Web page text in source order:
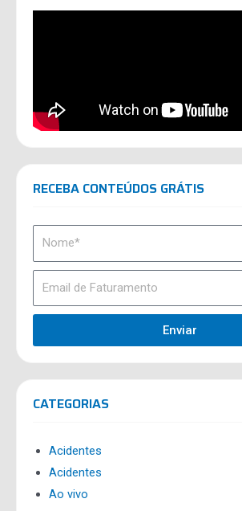
RECEBA CONTEÚDOS GRÁTIS
Enviar
CATEGORIAS
Acidentes
Acidentes
Ao vivo